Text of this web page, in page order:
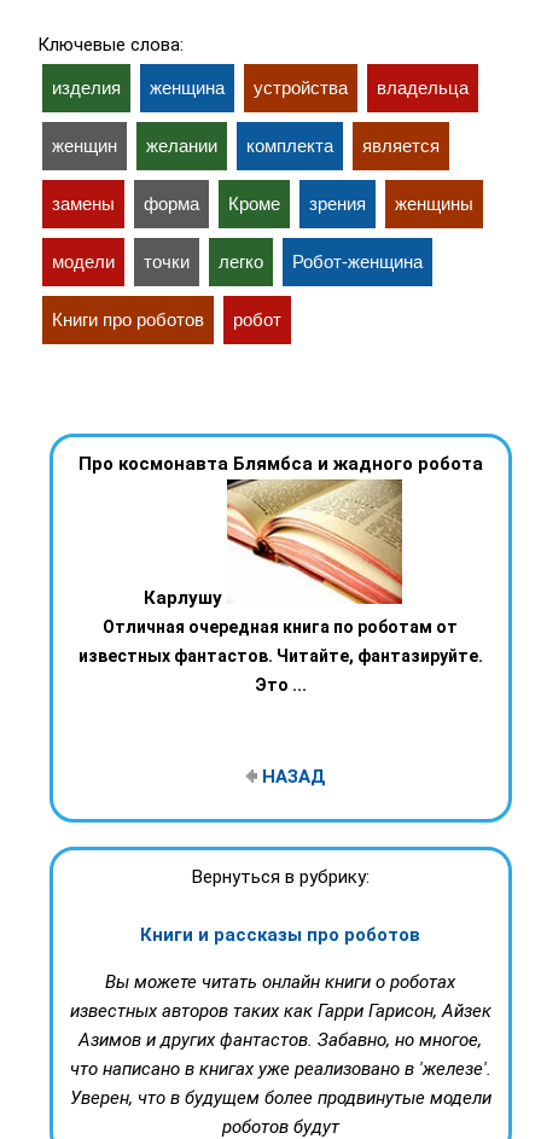
Ключевые слова:
изделия женщина устройства владельца
женщин желании комплекта является
замены форма Кроме зрения женщины
модели точки легко Робот-женщина
Книги про роботов робот
Про космонавта Блямбса и жадного робота
Карлушу
Отличная очередная книга по роботам от
известных фантастов. Читайте, фантазируйте.
Это ...
НАЗАД
Вернуться в рубрику:
Книги и рассказы про роботов
Вы можете читать онлайн книги о роботах
известных авторов таких как Гарри Гарисон, Айзек
Азимов и других фантастов. Забавно, но многое,
что написано в книгах уже реализовано в 'железе'.
Уверен, что в будущем более продвинутые модели
роботов будут